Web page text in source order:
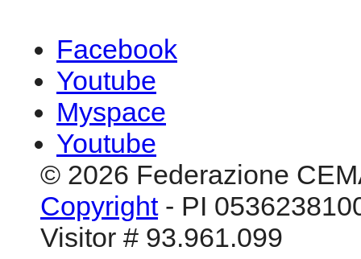
Facebook
Youtube
Myspace
Youtube
© 2026 Federazione
Copyright- PI
Visitor # 93.961.099